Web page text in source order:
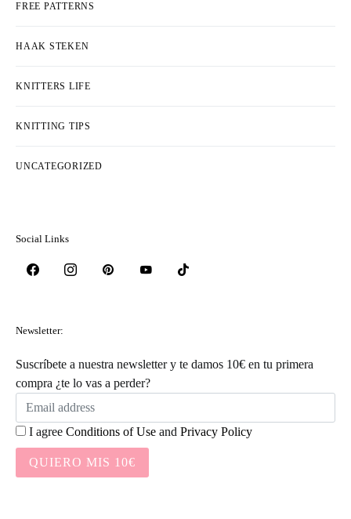
FREE PATTERNS
HAAK STEKEN
KNITTERS LIFE
KNITTING TIPS
UNCATEGORIZED
Social Links
Newsletter:
Suscríbete a nuestra newsletter y te damos 10€ en tu primera
compra ¿te lo vas a perder?
I agree Conditions of Use and Privacy Policy
QUIERO MIS 10€